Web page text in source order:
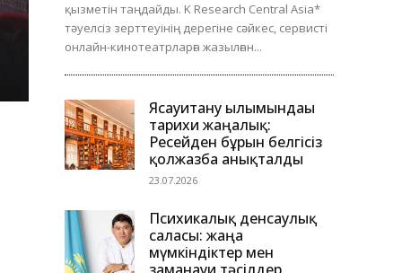
қызметін таңдайды. K Research Central Asia*
тәуелсіз зерттеуінің дерегіне сәйкес, сервисті
онлайн-кинотеатрларға жазылған...
Ясауитану ғылымындағы
тарихи жаңалық:
Ресейден бұрын белгісіз
қолжазба анықталды
23.07.2026
Психикалық денсаулық
саласы: жаңа
мүмкіндіктер мен